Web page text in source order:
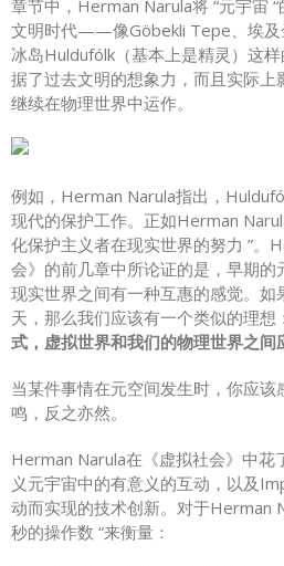
章节中，Herman Narula将 “元宇宙
文明时代——像Göbekli Tepe、埃及
冰岛Huldufólk（基本上是精灵）这
据了过去文明的想象力，而且实际
继续在物理世界中运作。
例如，Herman Narula指出，
现代的保护工作。正如Herman
化保护主义者在现实世界的努力 ”。
会》的前几章中所论证的是，早期的
现实世界之间有一种互惠的感觉。如
天，那么我们应该有一个类似的理想
式，虚拟世界和我们的物理世界之间
当某件事情在元空间发生时，你应
鸣，反之亦然。
Herman Narula在《虚拟社会》中花
义元宇宙中的有意义的互动，以及
动而实现的技术创新。对于Herman
秒的操作数 “来衡量：